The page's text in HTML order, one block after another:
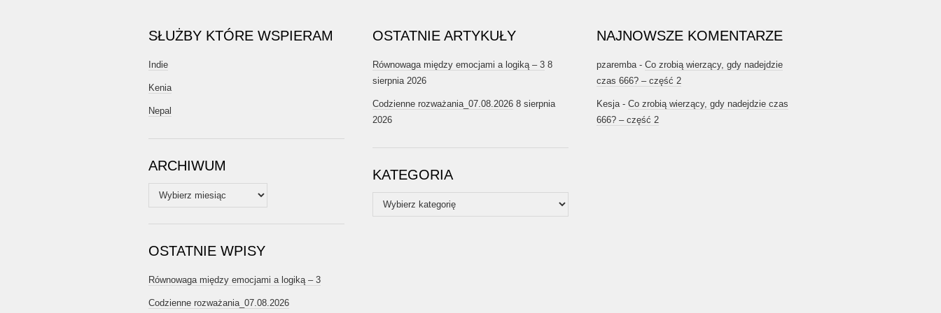
SŁUŻBY KTÓRE WSPIERAM
Indie
Kenia
Nepal
ARCHIWUM
Archiwum
OSTATNIE WPISY
Równowaga między emocjami a logiką – 3
Codzienne rozważania_07.08.2026
OSTATNIE ARTYKUŁY
Równowaga między emocjami a logiką – 3 8
sierpnia 2026
Codzienne rozważania_07.08.2026 8 sierpnia
2026
KATEGORIA
Kategoria
NAJNOWSZE KOMENTARZE
pzaremba- Co zrobią wierzący, gdy nadejdzie
czas 666? – część 2
Kesja- Co zrobią wierzący, gdy nadejdzie czas
666? – część 2